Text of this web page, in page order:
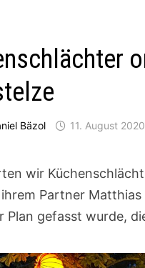
Bäzol 11. August 2020
wir
Partner
Plan gefasst wurde,